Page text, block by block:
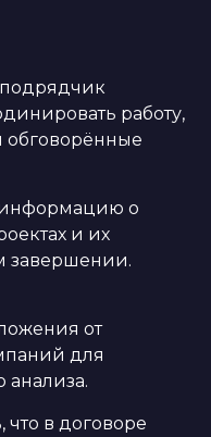
подрядчик
работу,
обговорённые
о
и их
завершении.
от
для
анализа.
что в договоре